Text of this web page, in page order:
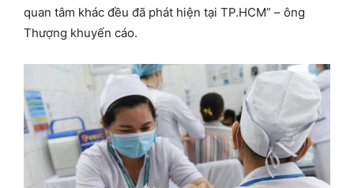
quan tâm khác đều đã phát hiện tại TP.HCM” – ông
Thượng khuyến cáo.